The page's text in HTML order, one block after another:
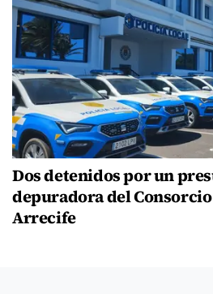
Dos detenidos por un
depuradora del
Arrecife